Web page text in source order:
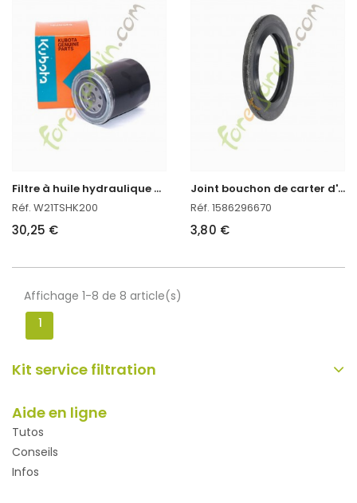
F
iltre à huile hydraulique pour tracteur kubota
Réf. W21TSHK200
30,25 €
J
oint bouchon de carter d'huile kubota 1586296670
Réf. 1586296670
3,80 €
Affichage 1-8 de 8 article(s)
1
Kit service filtration
Aide en ligne
Tutos
Conseils
Infos